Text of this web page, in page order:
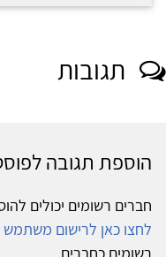
תגובות
הוספת תגובה
חברים רשומים יכולים
לחצו כאן לרישום
רשומים כחברים.